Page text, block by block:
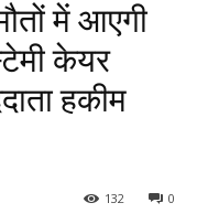
में आएगी
केयर
हकीम
0
132